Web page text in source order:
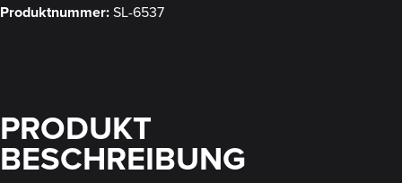
Produktnummer:SL-6537
PRODUKT
BESCHREIBUNG